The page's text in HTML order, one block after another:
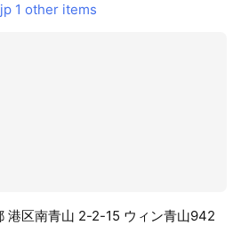
1 other items
港区南青山 2-2-15 ウィン青山942